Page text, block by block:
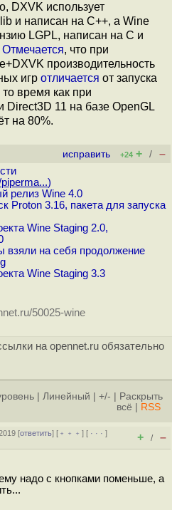
DXVK использует
и написан на C++, а Wine
LGPL, написан на С и
Отмечается, что при
производительность
игр отличается от запуска
время как при
Direct3D 11 на базе OpenGL
на 80%.
исправить +24 + / –
)
релиз Wine 4.0
Proton 3.16, пакета для запуска
Wine Staging 2.0,
взяли на себя продолжение
Wine Staging 3.3
50025-wine
на opennet.ru обязательно
Линейный +/-
Раскрыть
всё
RSS
[ответить] [ ﹢﹢﹢] [ · · ·]
+ / –
надо с кнопками поменьше, а